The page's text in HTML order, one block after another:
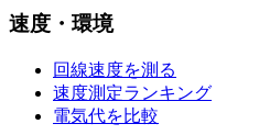
速度・環境
回線速度を測る
速度測定ランキング
電気代を比較